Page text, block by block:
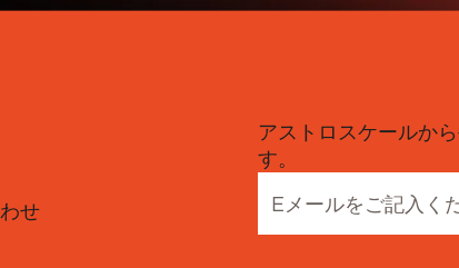
アストロスケールか
す。
せ